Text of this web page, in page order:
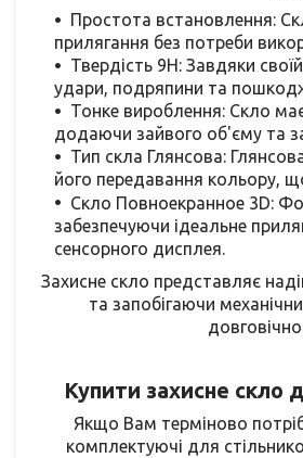
Простота встановлення:
прилягання без потреби
Твердість 9Н: Завдяки
удари, подряпини та
Тонке вироблення: Скло
додаючи зайвого об'єму та
Тип скла Глянсова:
його передавання кольору,
Скло Повноекранное 3D:
забезпечуючи ідеальне
сенсорного дисплея.
Захисне скло представляє
та запобігаючи
Купити захисне скло
Якщо Вам терміново
комплектуючі для